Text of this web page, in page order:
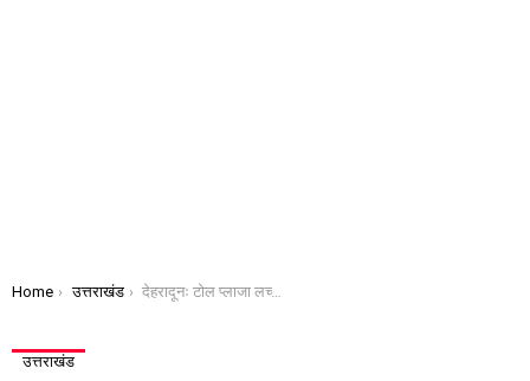
You are here:
Home उत्तराखंड देहरादूनः टोल प्लाजा लच्छीवाला के पास बारातियों से भरी बस दुर्घटनाग्रस्त, तीस लोग थे सवार
उत्तराखंड